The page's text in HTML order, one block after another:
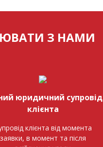
З НАМИ
юридичний супровід
клієнта
клієнта від момента
заявки, в момент та після